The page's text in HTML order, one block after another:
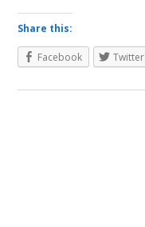
Share this:
Facebook Twitter